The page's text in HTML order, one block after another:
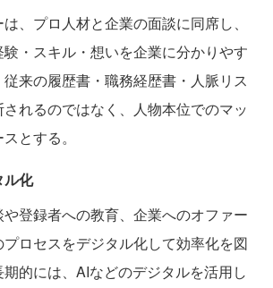
、プロ人材と企業の面談に同席し、
・スキル・想いを企業に分かりやす
従来の履歴書・職務経歴書・人脈リス
されるのではなく、人物本位でのマッ
とする。
ル化
登録者への教育、企業へのオファー
ロセスをデジタル化して効率化を図
的には、AIなどのデジタルを活用し